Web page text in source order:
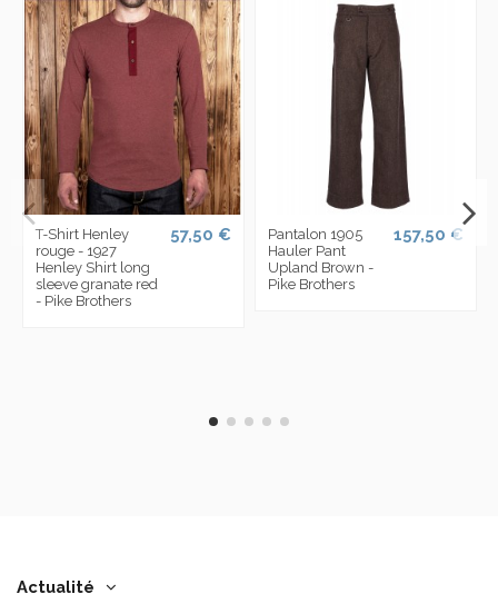
T-Shirt Henley
rouge - 1927
Henley Shirt long
sleeve granate red
- Pike Brothers
57,50 €
Pantalon 1905
Hauler Pant
Upland Brown -
Pike Brothers
157,50 €
Actualité